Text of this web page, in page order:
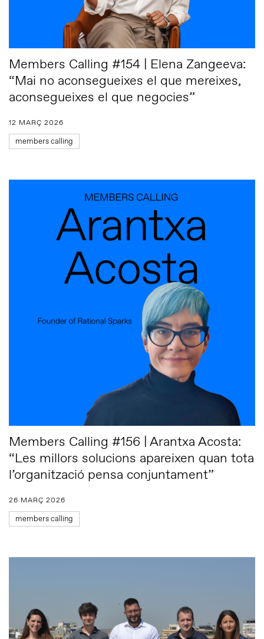
Members Calling #154 | Elena Zangeeva:
“Mai no aconsegueixes el que mereixes,
aconsegueixes el que negocies”
12 MARÇ 2026
members calling
Members Calling #156 | Arantxa Acosta:
“Les millors solucions apareixen quan tota
l’organització pensa conjuntament”
26 MARÇ 2026
members calling